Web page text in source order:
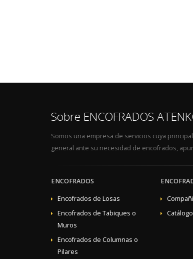
Sobre ENCOFRADOS
Somos una empresa de servicios cuya
general ante su necesidad de encofrados,
ENCOFRADOS
Encofrados de Losas
Encofrados de Tabiques o
Muros
Encofrados de Columnas o
Pilares